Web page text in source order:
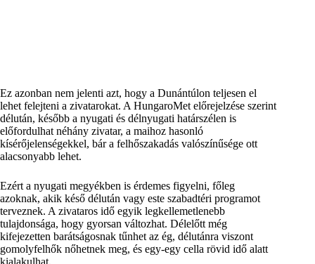
Ez azonban nem jelenti azt, hogy a Dunántúlon teljesen el
lehet felejteni a zivatarokat. A HungaroMet előrejelzése szerint
délután, később a nyugati és délnyugati határszélen is
előfordulhat néhány zivatar, a maihoz hasonló
kísérőjelenségekkel, bár a felhőszakadás valószínűsége ott
alacsonyabb lehet.
Ezért a nyugati megyékben is érdemes figyelni, főleg
azoknak, akik késő délután vagy este szabadtéri programot
terveznek. A zivataros idő egyik legkellemetlenebb
tulajdonsága, hogy gyorsan változhat. Délelőtt még
kifejezetten barátságosnak tűnhet az ég, délutánra viszont
gomolyfelhők nőhetnek meg, és egy-egy cella rövid idő alatt
kialakulhat.